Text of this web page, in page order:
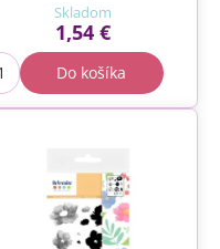
Skladom
1,54 €
Do košíka